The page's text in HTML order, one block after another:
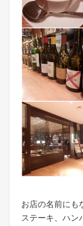
お店の名前にも
ステーキ、ハン